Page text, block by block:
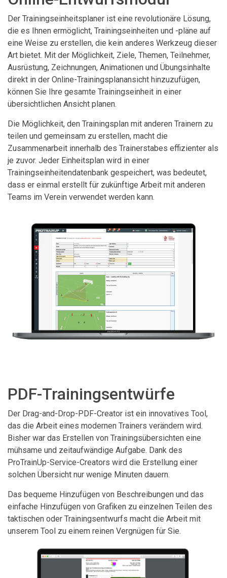
Der Trainingseinheitsplaner ist eine revolutionäre Lösung,
die es Ihnen ermöglicht, Trainingseinheiten und -pläne auf
eine Weise zu erstellen, die kein anderes Werkzeug dieser
Art bietet. Mit der Möglichkeit, Ziele, Themen, Teilnehmer,
Ausrüstung, Zeichnungen, Animationen und Übungsinhalte
direkt in der Online-Trainingsplanansicht hinzuzufügen,
können Sie Ihre gesamte Trainingseinheit in einer
übersichtlichen Ansicht planen.
Die Möglichkeit, den Trainingsplan mit anderen Trainern zu
teilen und gemeinsam zu erstellen, macht die
Zusammenarbeit innerhalb des Trainerstabes effizienter als
je zuvor. Jeder Einheitsplan wird in einer
Trainingseinheitendatenbank gespeichert, was bedeutet,
dass er einmal erstellt für zukünftige Arbeit mit anderen
Teams im Verein verwendet werden kann.
PDF-Trainingsentwürfe
Der Drag-and-Drop-PDF-Creator ist ein innovatives Tool,
das die Arbeit eines modernen Trainers verändern wird.
Bisher war das Erstellen von Trainingsübersichten eine
mühsame und zeitaufwändige Aufgabe. Dank des
ProTrainUp-Service-Creators wird die Erstellung einer
solchen Übersicht nur wenige Minuten dauern.
Das bequeme Hinzufügen von Beschreibungen und das
einfache Hinzufügen von Grafiken zu einzelnen Teilen des
taktischen oder Trainingsentwurfs macht die Arbeit mit
unserem Tool zu einem reinen Vergnügen für Sie.